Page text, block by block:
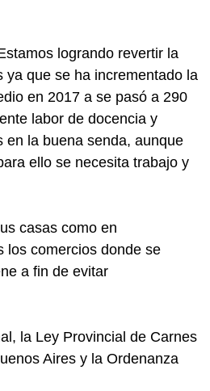
logrando revertir la
ya que se ha incrementado la
en 2017 a se pasó a 290
labor de docencia y
en la buena senda, aunque
ello se necesita trabajo y
casas como en
los comercios donde se
a fin de evitar
la Ley Provincial de Carnes
Aires y la Ordenanza